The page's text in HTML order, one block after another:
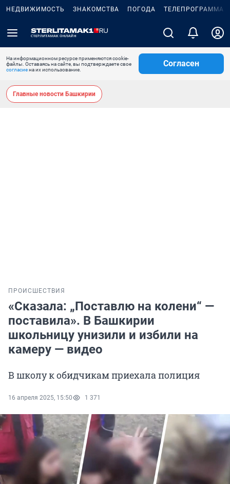
НЕДВИЖИМОСТЬ ЗНАКОМСТВА ПОГОДА ТЕЛЕПРОГРАММА
На информационном ресурсе применяются cookie-
файлы. Оставаясь на сайте, вы подтверждаете свое
согласиена их использование.
Согласен
Главные новости Башкирии
ПРОИСШЕСТВИЯ
«Сказала: „Поставлю на колени“ —
поставила». В Башкирии
школьницу унизили и избили на
камеру — видео
В школу к обидчикам приехала полиция
16 апреля 2025, 15:50 1 371